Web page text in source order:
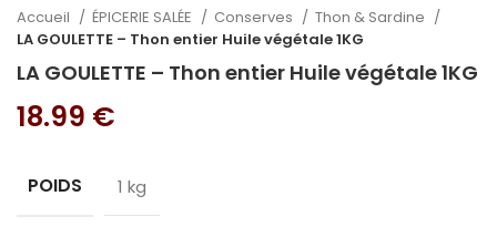
Accueil ÉPICERIE SALÉE Conserves
Thon & Sardine
LA GOULETTE – Thon entier Huile végétale 1KG
LA GOULETTE – Thon entier Huile végétale 1KG
18.99 €
POIDS 1 kg